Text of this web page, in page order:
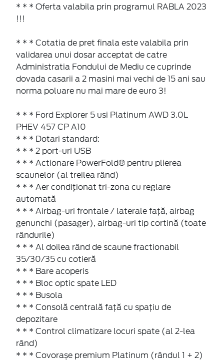
* * * Oferta valabila prin programul RABLA 2023
!!!
* * * Cotatia de pret finala este valabila prin
validarea unui dosar acceptat de catre
Administratia Fondului de Mediu ce cuprinde
dovada casarii a 2 masini mai vechi de 15 ani sau
norma poluare nu mai mare de euro 3!
* * * Ford Explorer 5 usi Platinum AWD 3.0L
PHEV 457 CP A10
* * * Dotari standard:
* * * 2 port-uri USB
* * * Actionare PowerFold® pentru plierea
scaunelor (al treilea rând)
* * * Aer condiţionat tri-zona cu reglare
automată
* * * Airbag-uri frontale / laterale față, airbag
genunchi (pasager), airbag-uri tip cortină (toate
rândurile)
* * * Al doilea rând de scaune fractionabil
35/30/35 cu cotieră
* * * Bare acoperis
* * * Bloc optic spate LED
* * * Busola
* * * Consolă centrală față cu spaţiu de
depozitare
* * * Control climatizare locuri spate (al 2-lea
rând)
* * * Covorașe premium Platinum (rândul 1 + 2)